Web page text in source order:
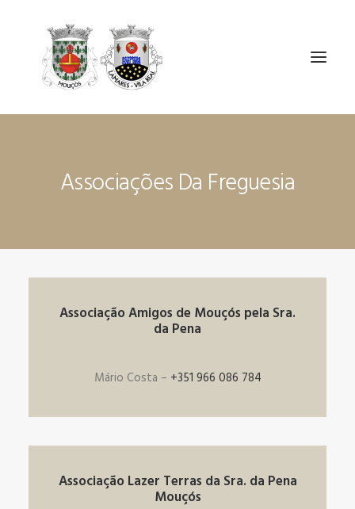
A UF MOUÇÓS E LAMARES
Associações Da Freguesia
Associação Amigos de Mouçós pela Sra.
da Pena
Mário Costa – +351 966 086 784‬
Associação Lazer Terras da Sra. da Pena
Mouçós